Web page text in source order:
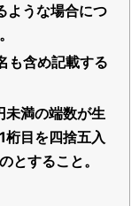
ような場合につ
も含め記載する
未満の端数が生
桁目を四捨五入
とすること。